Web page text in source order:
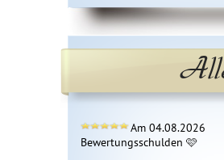
Am 04.08.2026
Bewertungsschulden 🩷